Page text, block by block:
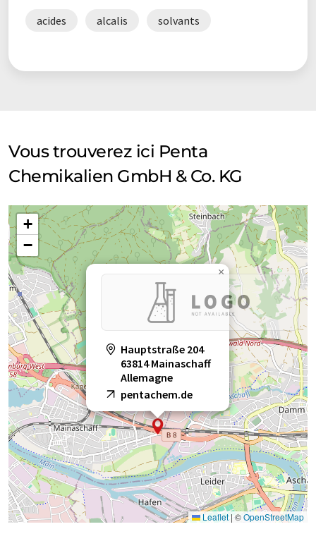
acides alcalis solvants
Vous trouverez ici Penta
Chemikalien GmbH & Co. KG
Hauptstraße 204
63814 Mainaschaff
Allemagne
pentachem.de
×
+
−
Leaflet |©OpenStreetMap